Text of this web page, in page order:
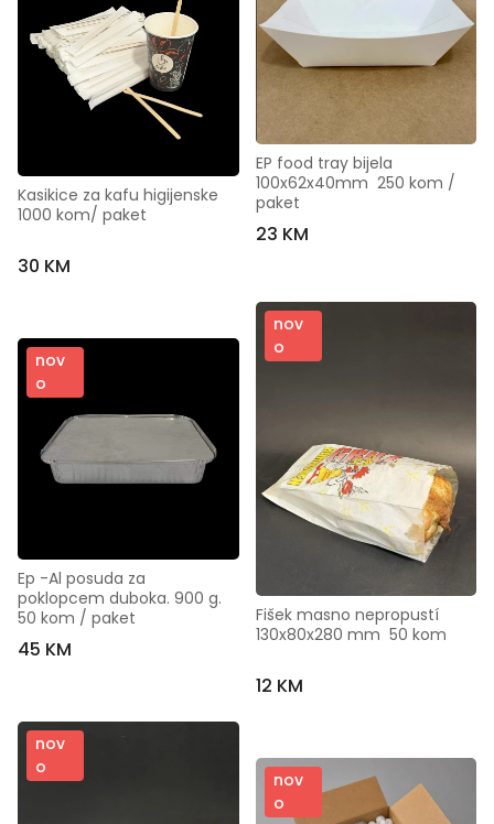
Kasikice za kafu higijenske
1000 kom/ paket
30 KM
EP food tray bijela
100x62x40mm  250 kom /
paket
23 KM
nov
o
Ep -Al posuda za
poklopcem duboka. 900 g.
50 kom / paket
45 KM
nov
o
Fišek masno nepropustí
130x80x280 mm  50 kom
12 KM
nov
o
nov
o